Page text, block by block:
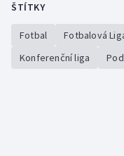
Vodní slalom
ŠTÍTKY
Fotbal Fotbalová
Konferenční liga